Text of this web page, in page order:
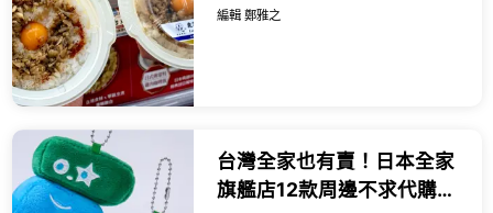
吃、泰式米其林樓下小七
編輯 鄭雅之
台灣全家也有賣！日本全家
旗艦店12款周邊不求代購，